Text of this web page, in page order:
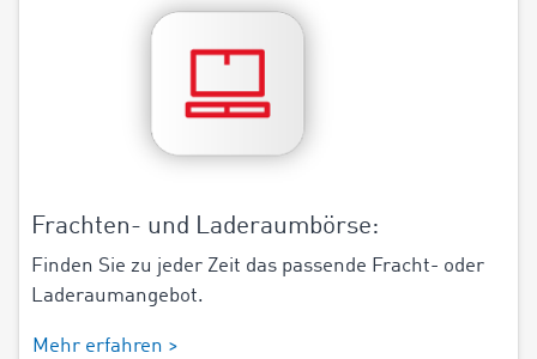
Frachten- und Laderaumbörse:
Finden Sie zu jeder Zeit das passende Fracht- oder
Laderaumangebot.
Mehr erfahren >